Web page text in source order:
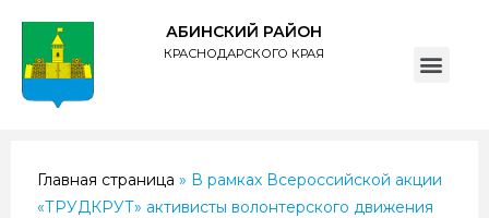
АБИНСКИЙ РАЙОН
КРАСНОДАРСКОГО КРАЯ
Главная страница » В рамках Всероссийской акции
«ТРУДКРУТ» активисты волонтерского движения